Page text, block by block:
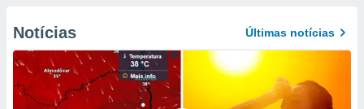
Notícias Últimas notícias